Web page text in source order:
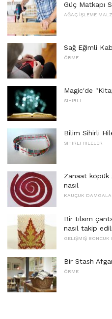
Güç Matkapı
AĞAÇ İŞLEME
Sağ Eğimli
ÖRME
Magic'de
SIHIRLI
Bilim Sihirli
SIHIRLI HILELER
Zanaat köpük
nasıl
KAUÇUK
Bir tılsım
nasıl takip
GELIŞMIŞ BONCUK
Bir Stash
ÖRME